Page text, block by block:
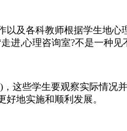
及各科教师根据学生地
,心理咨询室?不是一种
这些学生要观察实际情况
地实施和顺利发展。